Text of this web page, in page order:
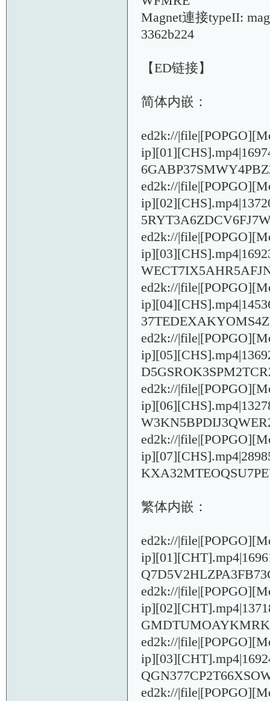
Magnet連接typeII:
3362b224
【ED链接】
简体内嵌：
ed2k://
ed2k://
ed2k://
ed2k://
ed2k://
ed2k://
ed2k://
繁体内嵌：
ed2k://
ed2k://
ed2k://
ed2k://